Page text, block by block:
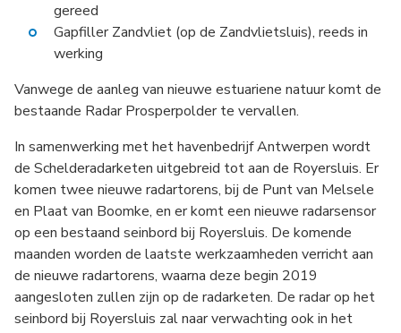
gereed
Gapfiller Zandvliet (op de Zandvlietsluis), reeds in
werking
Vanwege de aanleg van nieuwe estuariene natuur komt de
bestaande Radar Prosperpolder te vervallen.
In samenwerking met het havenbedrijf Antwerpen wordt
de Schelderadarketen uitgebreid tot aan de Royersluis. Er
komen twee nieuwe radartorens, bij de Punt van Melsele
en Plaat van Boomke, en er komt een nieuwe radarsensor
op een bestaand seinbord bij Royersluis. De komende
maanden worden de laatste werkzaamheden verricht aan
de nieuwe radartorens, waarna deze begin 2019
aangesloten zullen zijn op de radarketen. De radar op het
seinbord bij Royersluis zal naar verwachting ook in het